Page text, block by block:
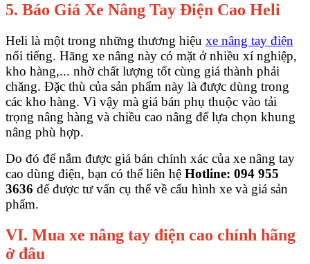
5. Báo Giá Xe Nâng Tay Điện Cao Heli
Heli là một trong những thương hiệu xe nâng tay điện
nổi tiếng. Hãng xe nâng này có mặt ở nhiều xí nghiệp,
kho hàng,... nhờ chất lượng tốt cùng giá thành phải
chăng. Đặc thù của sản phẩm này là được dùng trong
các kho hàng. Vì vậy mà giá bán phụ thuộc vào tải
trọng nâng hàng và chiều cao nâng để lựa chọn khung
nâng phù hợp.
Do đó để nắm được giá bán chính xác của xe nâng tay
cao dùng điện, bạn có thể liên hệ Hotline: 094 955
3636 để được tư vấn cụ thể về cấu hình xe và giá sản
phẩm.
VI. Mua xe nâng tay điện cao chính hãng
ở đâu